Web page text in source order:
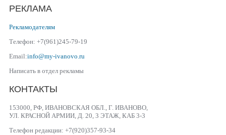
РЕКЛАМА
Рекламодателям
Телефон: +7(961)245-79-19
Email:info@my-ivanovo.ru
Написать в отдел рекламы
КОНТАКТЫ
153000, РФ, ИВАНОВСКАЯ ОБЛ., Г. ИВАНОВО,
УЛ. КРАСНОЙ АРМИИ, Д. 20, 3 ЭТАЖ, КАБ 3-3
Телефон редакции: +7(920)357-93-34